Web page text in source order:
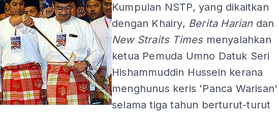
Kumpulan NSTP, yang dikaitkan
dengan Khairy, Berita Harian dan
New Straits Times menyalahkan
ketua Pemuda Umno Datuk Seri
Hishammuddin Hussein kerana
menghunus keris 'Panca Warisan'
selama tiga tahun berturut-turut